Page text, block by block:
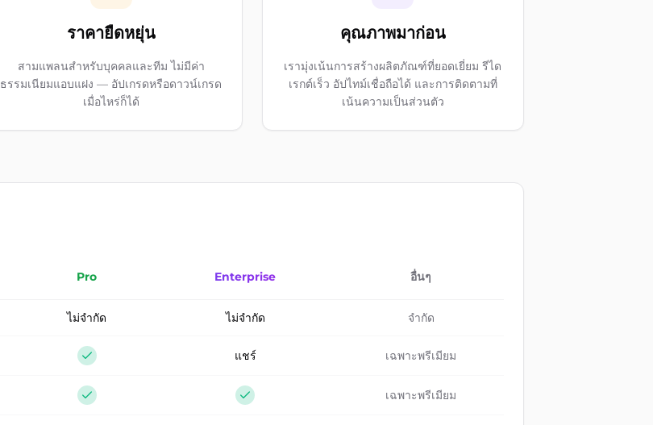
ราคายืดหยุ่น
สามแพลนสำหรับบุคคลและทีม ไม่มีค่า
ธรรมเนียมแอบแฝง — อัปเกรดหรือดาวน์เกรด
เมื่อไหร่ก็ได้
คุณภาพมาก่อน
เรามุ่งเน้นการสร้างผลิตภัณฑ์ที่ยอดเยี่ยม รีได
เรกต์เร็ว อัปไทม์เชื่อถือได้ และการติดตามที่
เน้นความเป็นส่วนตัว
Pro Enterprise อื่นๆ
ไม่จำกัด ไม่จำกัด จำกัด
แชร์ เฉพาะพรีเมียม
เฉพาะพรีเมียม